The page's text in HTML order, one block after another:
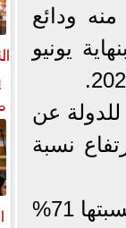
ودائع
جنيه بنهاية يونيو
عن
ارتفاع نسبة
وقال الفقي: إن الدين العام المحلي في أغلبه ديون محلية نسبتها 71%